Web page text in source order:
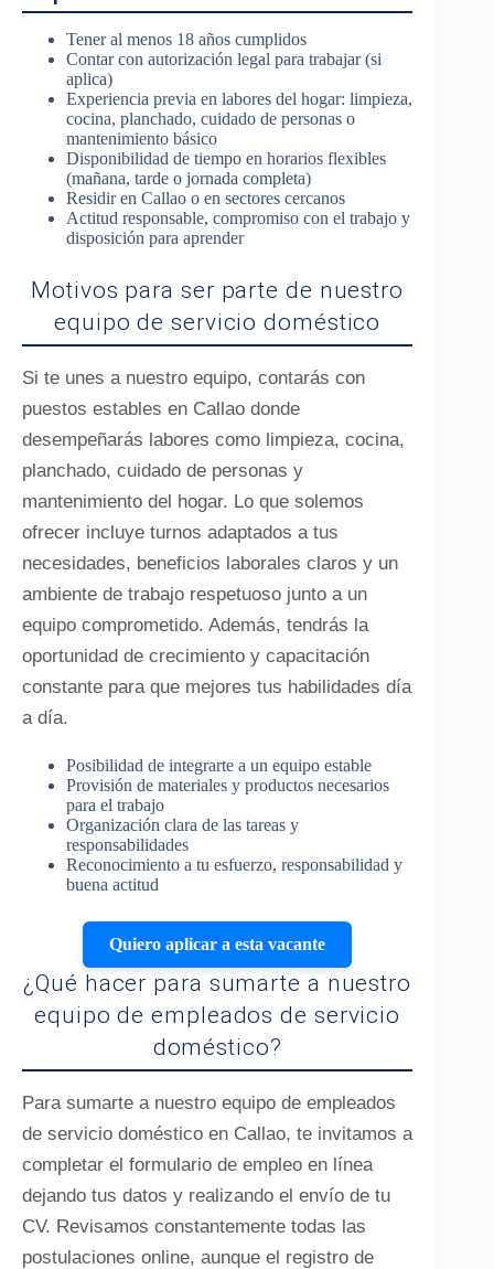
Tener al menos 18 años cumplidos
Contar con autorización legal para trabajar (si
aplica)
Experiencia previa en labores del hogar: limpieza,
cocina, planchado, cuidado de personas o
mantenimiento básico
Disponibilidad de tiempo en horarios flexibles
(mañana, tarde o jornada completa)
Residir en Callao o en sectores cercanos
Actitud responsable, compromiso con el trabajo y
disposición para aprender
Motivos para ser parte de nuestro
equipo de servicio doméstico
Si te unes a nuestro equipo, contarás con
puestos estables en Callao donde
desempeñarás labores como limpieza, cocina,
planchado, cuidado de personas y
mantenimiento del hogar. Lo que solemos
ofrecer incluye turnos adaptados a tus
necesidades, beneficios laborales claros y un
ambiente de trabajo respetuoso junto a un
equipo comprometido. Además, tendrás la
oportunidad de crecimiento y capacitación
constante para que mejores tus habilidades día
a día.
Posibilidad de integrarte a un equipo estable
Provisión de materiales y productos necesarios
para el trabajo
Organización clara de las tareas y
responsabilidades
Reconocimiento a tu esfuerzo, responsabilidad y
buena actitud
Quiero aplicar a esta vacante
¿Qué hacer para sumarte a nuestro
equipo de empleados de servicio
doméstico?
Para sumarte a nuestro equipo de empleados
de servicio doméstico en Callao, te invitamos a
completar el formulario de empleo en línea
dejando tus datos y realizando el envío de tu
CV. Revisamos constantemente todas las
postulaciones online, aunque el registro de